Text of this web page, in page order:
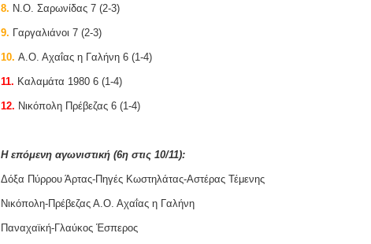
8. Ν.Ο. Σαρωνίδας 7 (2-3)
9. Γαργαλιάνοι 7 (2-3)
10. Α.Ο. Αχαΐας η Γαλήνη 6 (1-4)
11. Καλαμάτα 1980 6 (1-4)
12. Νικόπολη Πρέβεζας 6 (1-4)
Η επόμενη αγωνιστική (6η στις 10/11):
Δόξα Πύρρου Άρτας-Πηγές Κωστηλάτας-Αστέρας Τέμενης
Νικόπολη-Πρέβεζας Α.Ο. Αχαΐας η Γαλήνη
Παναχαϊκή-Γλαύκος Έσπερος